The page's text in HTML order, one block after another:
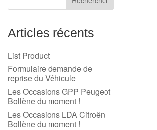
Articles récents
List Product
Formulaire demande de
reprise du Véhicule
Les Occasions GPP Peugeot
Bollène du moment !
Les Occasions LDA Citroën
Bollène du moment !